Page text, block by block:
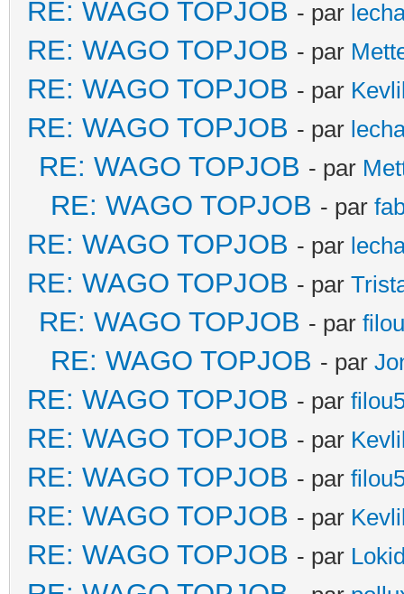
RE: WAGO TOPJOB - par
RE: WAGO TOPJOB - par
RE: WAGO TOPJOB - par
RE: WAGO TOPJOB - par
RE: WAGO TOPJOB - par
RE: WAGO TOPJOB - par
RE: WAGO TOPJOB - par
RE: WAGO TOPJOB - par
RE: WAGO TOPJOB - par
RE: WAGO TOPJOB - par
RE: WAGO TOPJOB - par
RE: WAGO TOPJOB - par
RE: WAGO TOPJOB - par
RE: WAGO TOPJOB - par
RE: WAGO TOPJOB - par